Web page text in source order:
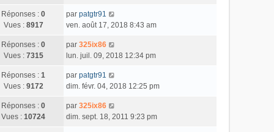
Réponses : 0
Vues : 8917
par patgtr91
ven. août 17, 2018 8:43 am
Réponses : 0
Vues : 7315
par 325ix86
lun. juil. 09, 2018 12:34 pm
Réponses : 1
Vues : 9172
par patgtr91
dim. févr. 04, 2018 12:25 pm
Réponses : 0
Vues : 10724
par 325ix86
dim. sept. 18, 2011 9:23 pm